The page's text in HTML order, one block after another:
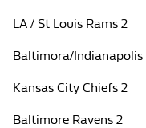
LA / St Louis Rams 2
Baltimora/Indianapolis
Kansas City Chiefs 2
Baltimore Ravens 2